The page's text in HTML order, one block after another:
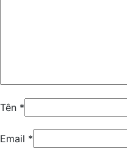
Tên *
Email *